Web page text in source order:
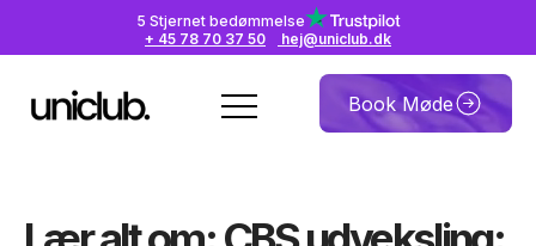
5 Stjernet bedømmelse
+ 45 78 70 37 50
hej@uniclub.dk
Book Møde